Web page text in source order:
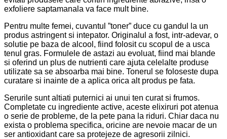
exfoliere saptamanala va face mult bine.
Pentru multe femei, cuvantul ”toner” duce cu gandul la un
produs astringent si intepator. Originalul a fost, intr-adevar, o
solutie pe baza de alcool, fiind folosit cu scopul de a usca
tenul gras. Formulele de astazi au evoluat, fiind mai blande
si oferind un plus de nutrienti care ajuta celelalte produse
utilizate sa se absoarba mai bine. Tonerul se foloseste dupa
curatare si inainte de a aplica orica alt produs pe fata.
Serurile sunt altiati puternici ai unui ten curat si frumos.
Completate cu ingrediente active, aceste elixiruri pot atenua
o serie de probleme, de la pete pana la riduri. Chiar daca nu
exista o problema specifica, oricine are nevoie macar de un
ser antioxidant care sa protejeze de agresorii zilnici.